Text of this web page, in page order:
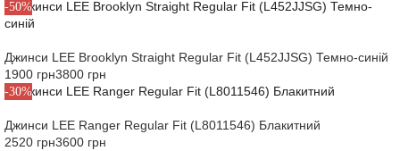
-50%
Джинси LEE Brooklyn Straight Regular Fit (L452JJSG) Темно-синій
1900 грн3800 грн
-30%
Джинси LEE Ranger Regular Fit (L8011546) Блакитний
2520 грн3600 грн